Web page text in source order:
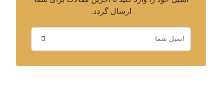
ارسال گردد.